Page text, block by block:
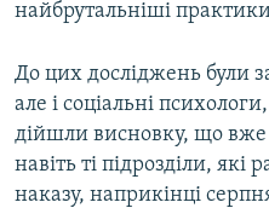
найбрутальніші
До цих досліджень були
але і соціальні
дійшли висновку, що вже
навіть ті підрозділи,
наказу, наприкінці